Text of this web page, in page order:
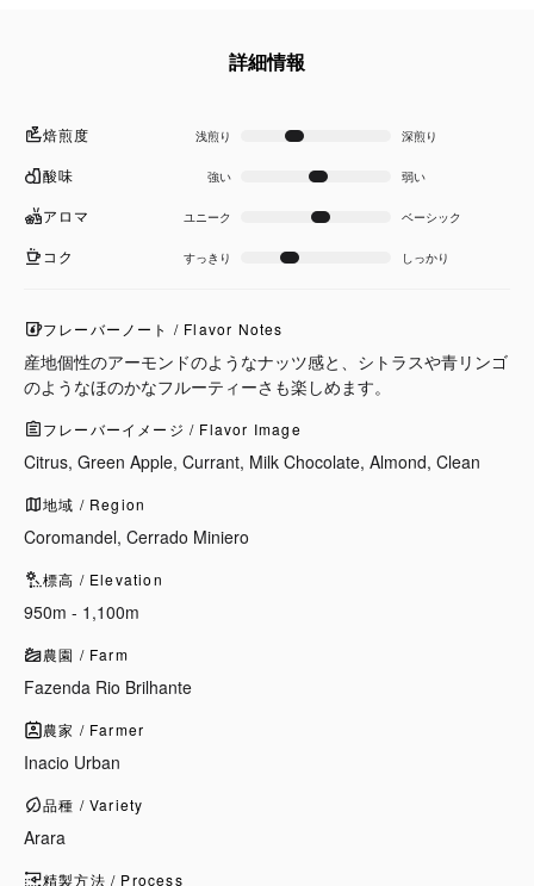
詳細情報
焙煎度 浅煎り 深煎り
酸味 強い 弱い
アロマ ユニーク ベーシック
コク すっきり しっかり
フレーバーノート / Flavor Notes
産地個性のアーモンドのようなナッツ感と、シトラスや青リンゴ
のようなほのかなフルーティーさも楽しめます。
フレーバーイメージ / Flavor Image
Citrus, Green Apple, Currant, Milk Chocolate, Almond, Clean
地域 / Region
Coromandel, Cerrado Miniero
標高 / Elevation
950m - 1,100m
農園 / Farm
Fazenda Rio Brilhante
農家 / Farmer
Inacio Urban
品種 / Variety
Arara
精製方法 / Process